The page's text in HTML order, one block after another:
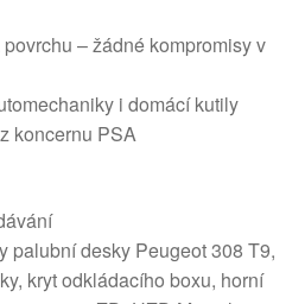
– žádné kompromisy v
i domácí kutily
koncernu PSA
palubní desky Peugeot 308 T9,
kryt odkládacího boxu, horní